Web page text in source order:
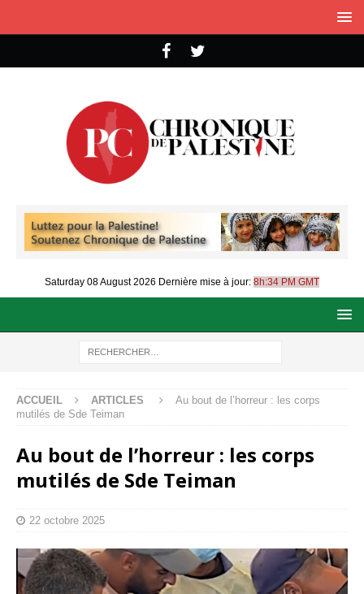
Saturday 08 August 2026 Dernière mise à jour: 8h:34 PM GMT
ACCUEIL ARTICLES
Au bout de l’horreur : les corps
mutilés de Sde Teiman
Au bout de l’horreur : les corps
mutilés de Sde Teiman
22 octobre 2025